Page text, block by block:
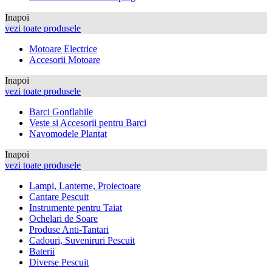
Inapoi
vezi toate produsele
Motoare Electrice
Accesorii Motoare
Inapoi
vezi toate produsele
Barci Gonflabile
Veste si Accesorii pentru Barci
Navomodele Plantat
Inapoi
vezi toate produsele
Lampi, Lanterne, Proiectoare
Cantare Pescuit
Instrumente pentru Taiat
Ochelari de Soare
Produse Anti-Tantari
Cadouri, Suveniruri Pescuit
Baterii
Diverse Pescuit